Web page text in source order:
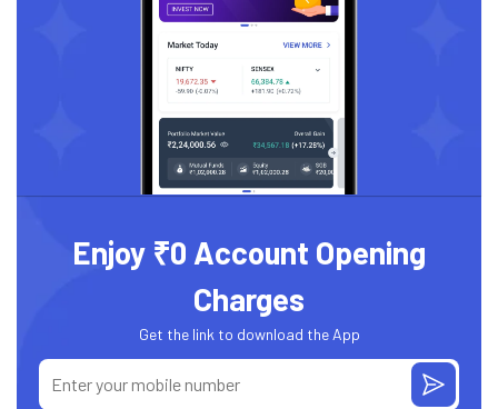
Enjoy ₹0 Account Opening
Charges
Get the link to download the App